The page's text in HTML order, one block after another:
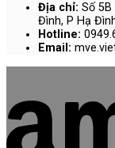
Địa chỉ: Số
Đình, P Hạ
Hotline:
Email: